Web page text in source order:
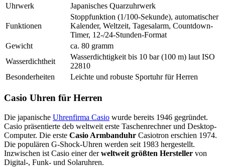
Uhrwerk
Japanisches Quarzuhrwerk
Funktionen
Stoppfunktion (1/100-Sekunde), automatischer
Kalender, Weltzeit, Tagesalarm, Countdown-
Timer, 12-/24-Stunden-Format
Gewicht
ca. 80 gramm
Wasserdichtheit
Wasserdichtigkeit bis 10 bar (100 m) laut ISO
22810
Besonderheiten
Leichte und robuste Sportuhr für Herren
Casio Uhren für Herren
Die japanische Uhrenfirma Casio wurde bereits 1946 gegründet.
Casio präsentierte deb weltweit erste Taschenrechner und Desktop-
Computer. Die erste Casio Armbanduhr Casiotron erschien 1974.
Die populären G-Shock-Uhren werden seit 1983 hergestellt.
Inzwischen ist Casio einer derweltweit größten Hersteller von
Digital-, Funk- und Solaruhren.